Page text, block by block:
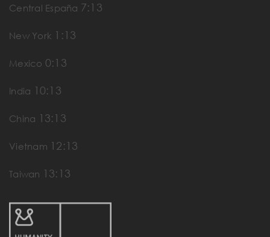
Central España 7:13
New York 1:13
Mexico 0:13
India 10:13
China 13:13
Vietnam 12:13
Taiwan 13:13